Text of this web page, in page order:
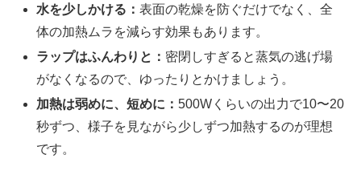
水を少しかける：表面の乾燥を防ぐだけでなく、全
体の加熱ムラを減らす効果もあります。
ラップはふんわりと： 密閉しすぎると蒸気の逃げ場
がなくなるので、ゆったりとかけましょう。
加熱は弱めに、短めに：500Wくらいの出力で10〜20
秒ずつ、様子を見ながら少しずつ加熱するのが理想
です。